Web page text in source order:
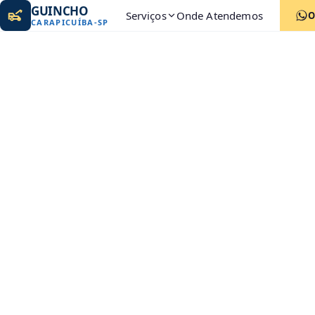
GUINCHO
CARAPICUÍBA-SP Serviços Onde Atendemos